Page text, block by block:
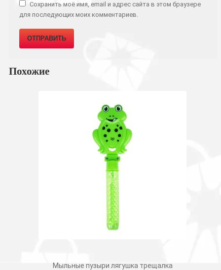
Сохранить моё имя, email и адрес сайта в этом браузере
для последующих моих комментариев.
Похожие
Мыльные пузыри лягушка трещалка